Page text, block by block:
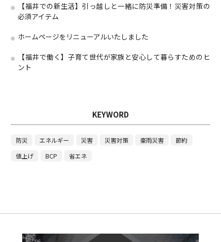
【福井での新生活】引っ越しと一緒に防災準備！災害対策の
必須アイテム
ホームページをリニューアルいたしました
【福井で働く】子育て世代が家族と安心して暮らすためのヒ
ント
KEYWORD
防災 エネルギー 災害 災害対策 豪雨災害
節約
値上げ
BCP 省エネ